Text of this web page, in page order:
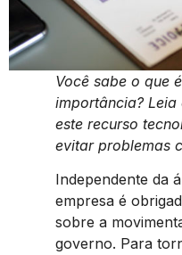
Você sabe o que
importância?
este recurso
evitar problemas
Independente da
empresa é
sobre a
governo. Para